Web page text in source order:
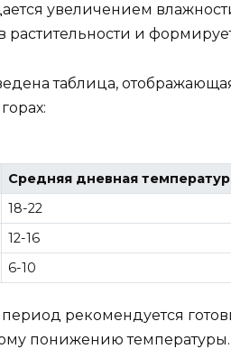
увеличением
растительности и
таблица,
Средняя дневная
18-22
12-16
6-10
рекомендуется
понижению